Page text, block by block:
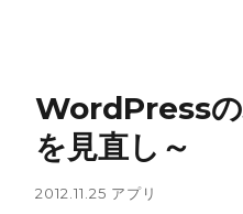
WordPress
を見直し～
2012.11.25 アプリ